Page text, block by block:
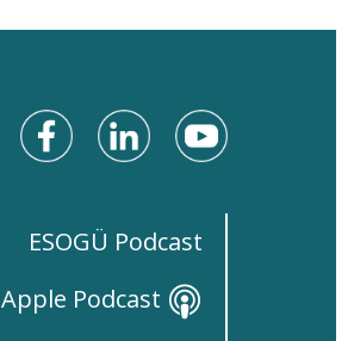
ESOGÜ Podcast
Apple Podcast